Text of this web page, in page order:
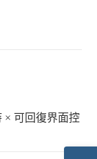
× 可回復界面控